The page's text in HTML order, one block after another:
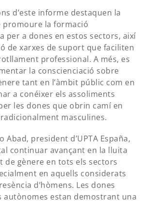
d’este informe destaquen la
promoure la formació
per a dones en estos sectors, així
de xarxes de suport que faciliten
professional. A més, es
la conscienciació sobre
tant en l’àmbit públic com en
a conéixer els assoliments
les dones que obrin camí en
masculines.
Abad, president d’UPTA España,
continuar avançant en la lluita
de gènere en tots els sectors
en aquells considerats
d’hòmens. Les dones
autònomes estan demostrant una